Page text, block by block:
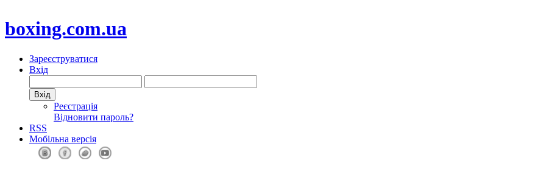
boxing.com.ua
Зареєструватися
Вхід
Реєстрація
Відновити пароль?
RSS
Мобільна версія